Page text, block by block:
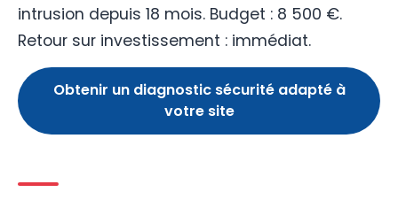
intrusion depuis 18 mois. Budget : 8 500 €.
Retour sur investissement : immédiat.
Obtenir un diagnostic sécurité adapté à
votre site